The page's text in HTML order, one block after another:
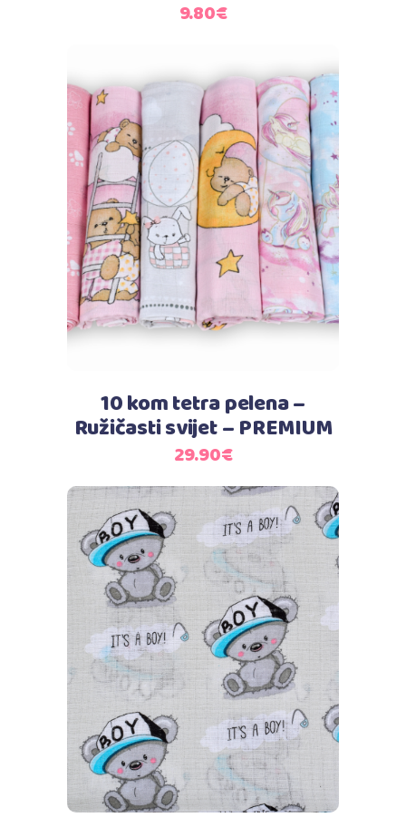
9.80€
Dodaj u košaricu
10 kom tetra pelena –
Ružičasti svijet – PREMIUM
29.90€
Dodaj u košaricu